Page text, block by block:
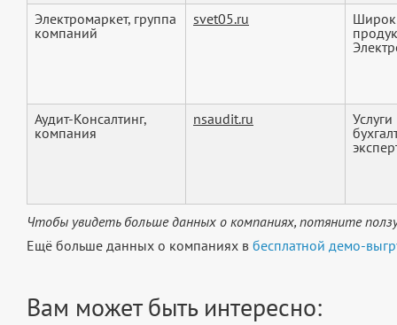
Электромаркет, группа
компаний
svet05.ru
Аудит-Консалтинг,
компания
nsaudit.ru
Чтобы увидеть больше данных о компаниях, потяните
Ещё больше данных о компаниях в бесплатной демо-
Вам может быть интересно: